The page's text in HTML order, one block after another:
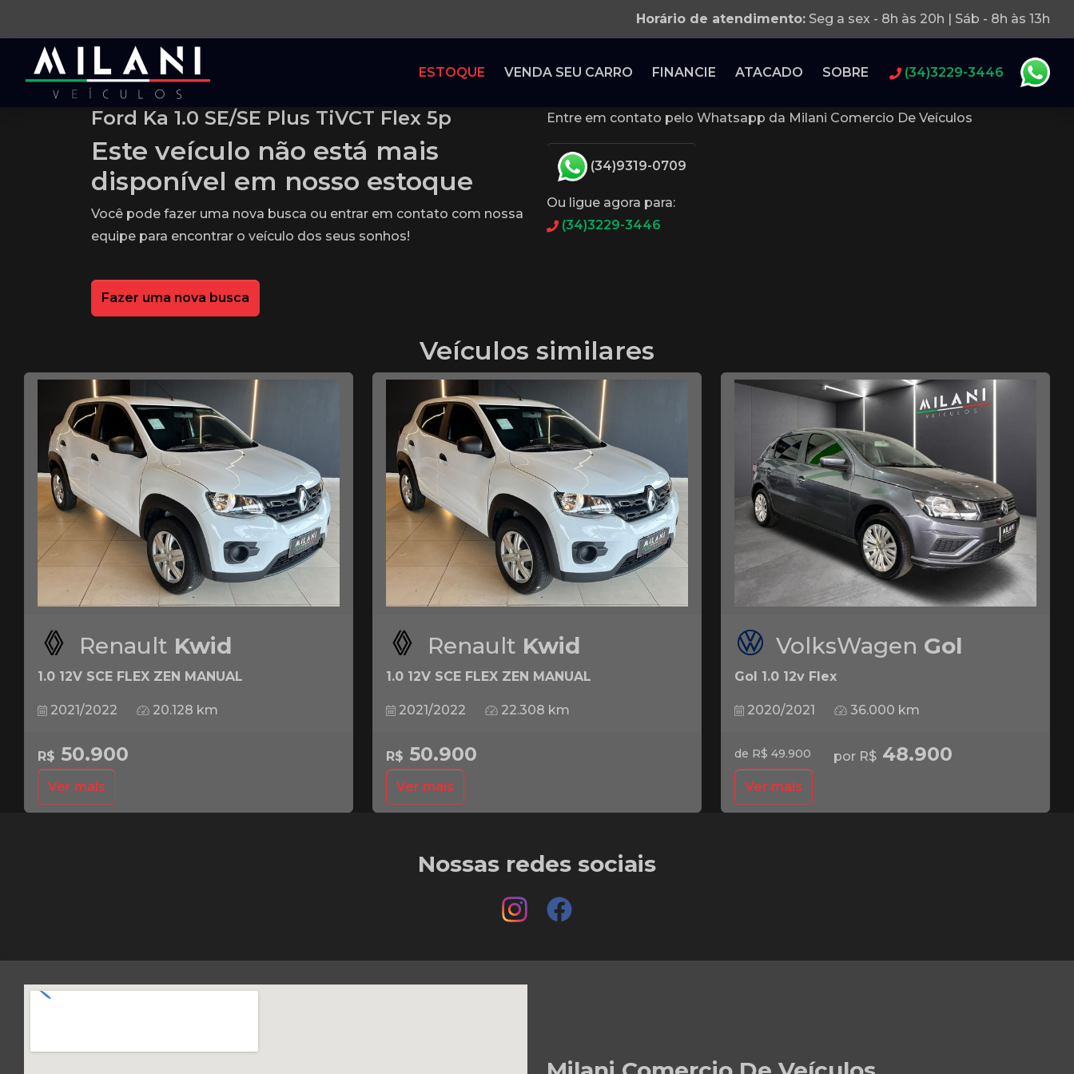
Horário de atendimento: Seg a sex - 8h às 20h | Sáb - 8h às 13h
ESTOQUE VENDA SEU CARRO FINANCIE ATACADO SOBRE (34)3229-3446
Ford Ka 1.0 SE/SE Plus TiVCT Flex 5p
Este veículo não está mais
disponível em nosso estoque
Você pode fazer uma nova busca ou entrar em contato com nossa
equipe para encontrar o veículo dos seus sonhos!
Fazer uma nova busca
Entre em contato pelo Whatsapp da Milani Comercio De Veículos
(34)9319-0709
Ou ligue agora para:
(34)3229-3446
Veículos similares
Renault Kwid
1.0 12V SCE FLEX ZEN MANUAL
2021/2022 20.128 km
R$ 50.900
Ver mais
Renault Kwid
1.0 12V SCE FLEX ZEN MANUAL
2021/2022 22.308 km
R$ 50.900
Ver mais
VolksWagen Gol
Gol 1.0 12v Flex
2020/2021 36.000 km
de R$ 49.900 por R$ 48.900
Ver mais
Nossas redes sociais